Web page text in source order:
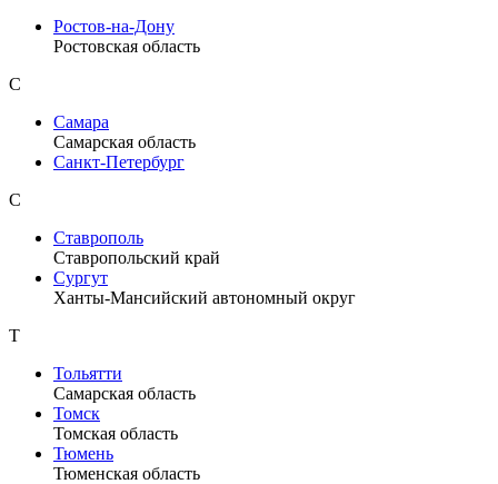
Ростов-на-Дону
Ростовская область
С
Самара
Самарская область
Санкт-Петербург
С
Ставрополь
Ставропольский край
Сургут
Ханты-Мансийский автономный округ
Т
Тольятти
Самарская область
Томск
Томская область
Тюмень
Тюменская область